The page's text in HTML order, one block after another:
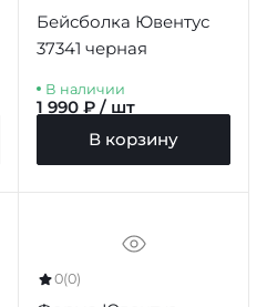
Бейсболка Ювентус
37341 черная
В наличии
1 990 ₽ / шт
В корзину
0(0)